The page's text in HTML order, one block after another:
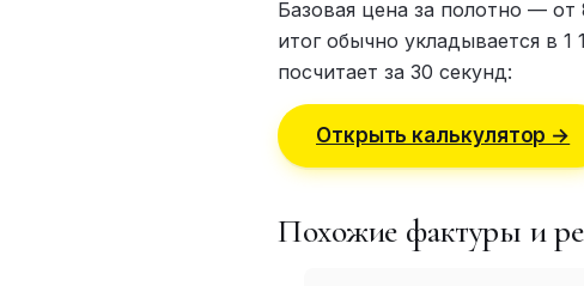
Базовая цена за полотно —
итог обычно укладывается в
посчитает за 30 секунд:
Открыть калькулятор →
Похожие фактуры и